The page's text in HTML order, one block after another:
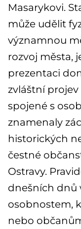
Masarykovi.
může udělit
významnou
rozvoj města,
prezentaci
zvláštní
spojené s
znamenaly
historických
čestné
Ostravy.
dnešních dnů
osobnostem,
nebo